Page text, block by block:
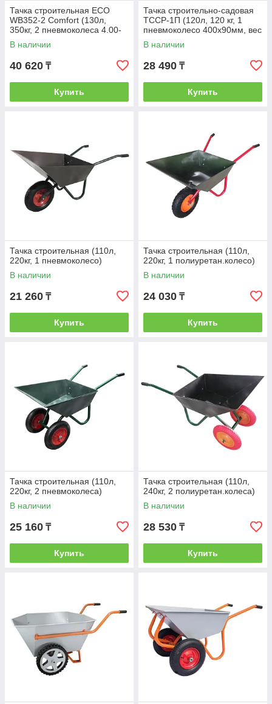
Тачка строительная ECO
WB352-2 Comfort (130л,
350кг, 2 пневмоколеса 4.00-
8)
В наличии
40 620 ₸
Купить
Тачка строительно-садовая
ТССР-1П (120л, 120 кг, 1
пневмоколесо 400х90мм, вес
15 кг)
В наличии
28 490 ₸
Купить
Тачка строительная (110л,
220кг, 1 пневмоколесо)
В наличии
21 260 ₸
Купить
Тачка строительная (110л,
220кг, 1 полиуретан.колесо)
В наличии
24 030 ₸
Купить
Тачка строительная (110л,
220кг, 2 пневмоколеса)
В наличии
25 160 ₸
Купить
Тачка строительная (110л,
240кг, 2 полиуретан.колеса)
В наличии
28 530 ₸
Купить